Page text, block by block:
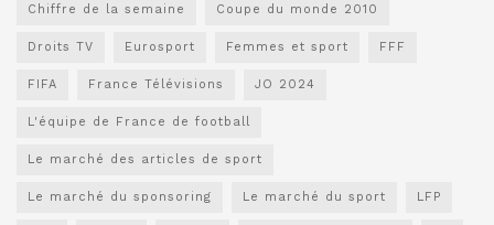
Chiffre de la semaine Coupe du monde 2010
Droits TV Eurosport Femmes et sport FFF
FIFA France Télévisions JO 2024
L'équipe de France de football
Le marché des articles de sport
Le marché du sponsoring Le marché du sport LFP